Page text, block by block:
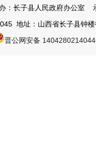
：长子县人民政府办公室
地址：山西省长子县钟
晋公网安备